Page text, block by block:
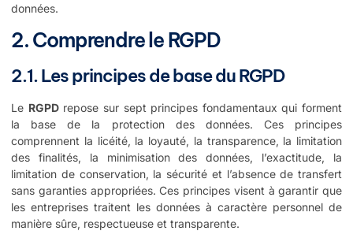
données.
2. Comprendre le RGPD
2.1. Les principes de base du RGPD
Le RGPDrepose sur sept principes fondamentaux qui forment
la base de la protection des données. Ces principes
comprennent la licéité, la loyauté, la transparence, la limitation
des finalités, la minimisation des données, l’exactitude, la
limitation de conservation, la sécurité et l’absence de transfert
sans garanties appropriées. Ces principes visent à garantir que
les entreprises traitent les données à caractère personnel de
manière sûre, respectueuse et transparente.